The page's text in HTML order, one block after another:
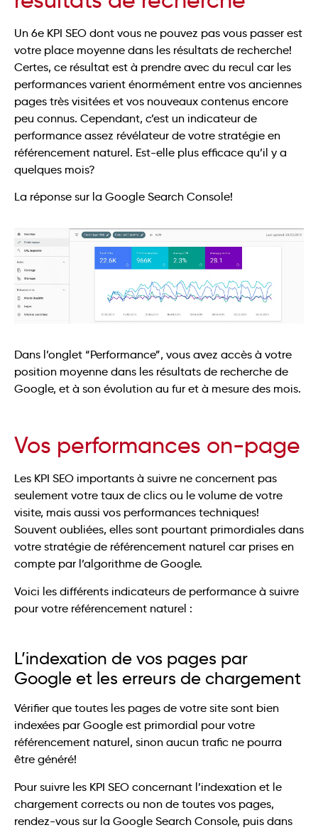
Un 6e KPI SEO dont vous ne pouvez pas vous passer est
votre place moyenne dans les résultats de recherche!
Certes, ce résultat est à prendre avec du recul car les
performances varient énormément entre vos anciennes
pages très visitées et vos nouveaux contenus encore
peu connus. Cependant, c’est un indicateur de
performance assez révélateur de votre stratégie en
référencement naturel. Est-elle plus efficace qu’il y a
quelques mois?
La réponse sur la Google Search Console!
Dans l’onglet “Performance”, vous avez accès à votre
position moyenne dans les résultats de recherche de
Google, et à son évolution au fur et à mesure des mois.
Vos performances on-page
Les KPI SEO importants à suivre ne concernent pas
seulement votre taux de clics ou le volume de votre
visite, mais aussi vos performances techniques!
Souvent oubliées, elles sont pourtant primordiales dans
votre stratégie de référencement naturel car prises en
compte par l’algorithme de Google.
Voici les différents indicateurs de performance à suivre
pour votre référencement naturel :
L’indexation de vos pages par
Google et les erreurs de chargement
Vérifier que toutes les pages de votre site sont bien
indexées par Google est primordial pour votre
référencement naturel, sinon aucun trafic ne pourra
être généré!
Pour suivre les KPI SEO concernant l’indexation et le
chargement corrects ou non de toutes vos pages,
rendez-vous sur la Google Search Console, puis dans